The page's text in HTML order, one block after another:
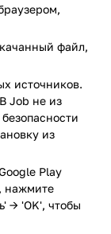
правильно
для
и тем, кто
последним
файл,
источников.
Job не из
из
Play
нажмите
→ 'OK', чтобы